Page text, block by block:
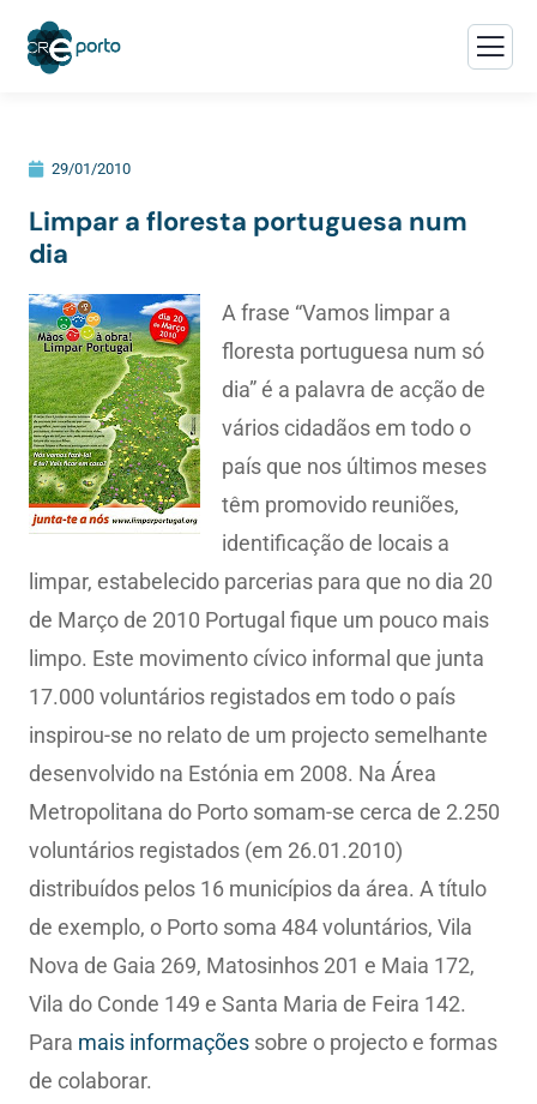
29/01/2010
Limpar a floresta portuguesa num
dia
A frase “Vamos limpar a
floresta portuguesa num só
dia” é a palavra de acção de
vários cidadãos em todo o
país que nos últimos meses
têm promovido reuniões,
identificação de locais a
limpar, estabelecido parcerias para que no dia 20
de Março de 2010 Portugal fique um pouco mais
limpo. Este movimento cívico informal que junta
17.000 voluntários registados em todo o país
inspirou-se no relato de um projecto semelhante
desenvolvido na Estónia em 2008. Na Área
Metropolitana do Porto somam-se cerca de 2.250
voluntários registados (em 26.01.2010)
distribuídos pelos 16 municípios da área. A título
de exemplo, o Porto soma 484 voluntários, Vila
Nova de Gaia 269, Matosinhos 201 e Maia 172,
Vila do Conde 149 e Santa Maria de Feira 142.
Para mais informaçõessobre o projecto e formas
de colaborar.